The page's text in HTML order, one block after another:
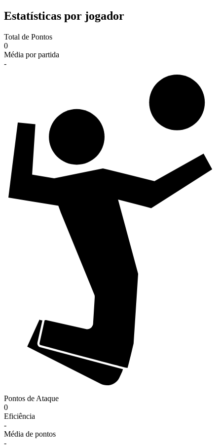
Estatísticas por jogador
Total de Pontos
0
Média por partida
-
Pontos de Ataque
0
Eficiência
-
Média de pontos
-